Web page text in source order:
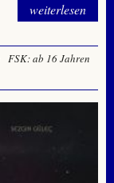
weiterlesen
FSK: ab 16 Jahren